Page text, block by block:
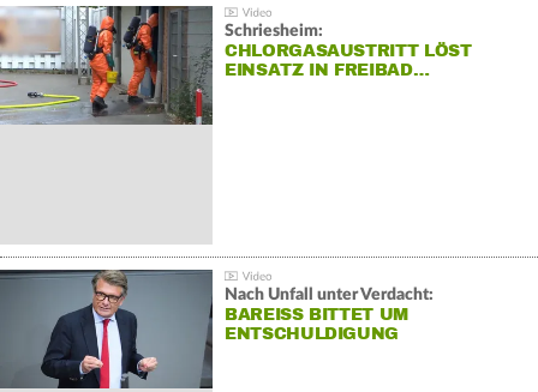
Schriesheim:
CHLORGASAUSTRITT LÖST
EINSATZ IN FREIBAD…
Nach Unfall unter Verdacht:
BAREISS BITTET UM E
NTSCHULDIGUNG